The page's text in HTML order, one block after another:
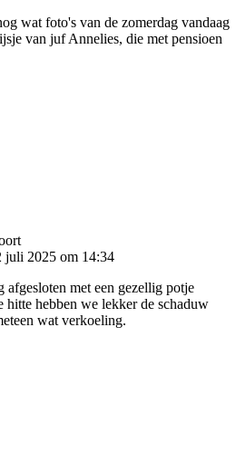
wat foto's van de zomerdag vandaag
van juf Annelies, die met pensioen
juli 2025 om 14:34
afgesloten met een gezellig potje
hitte hebben we lekker de schaduw
wat verkoeling.